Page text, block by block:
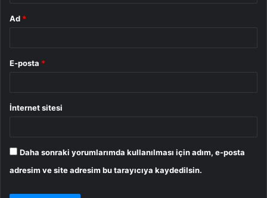
Ad *
E-posta *
İnternet sitesi
Daha sonraki yorumlarımda kullanılması için adım, e-posta
adresim ve site adresim bu tarayıcıya kaydedilsin.